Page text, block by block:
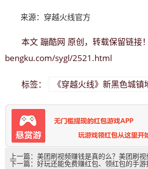
来源：穿越火线官方
本文 蹦酷网 原创，转载保留链接
bengku.com/sygl/2521.html
标签： 《穿越火线》新黑色城镇
上一篇：美团刷视频赚钱是真的么？美团刷视
下一篇：好玩还能免费赚红包、领红包的手游